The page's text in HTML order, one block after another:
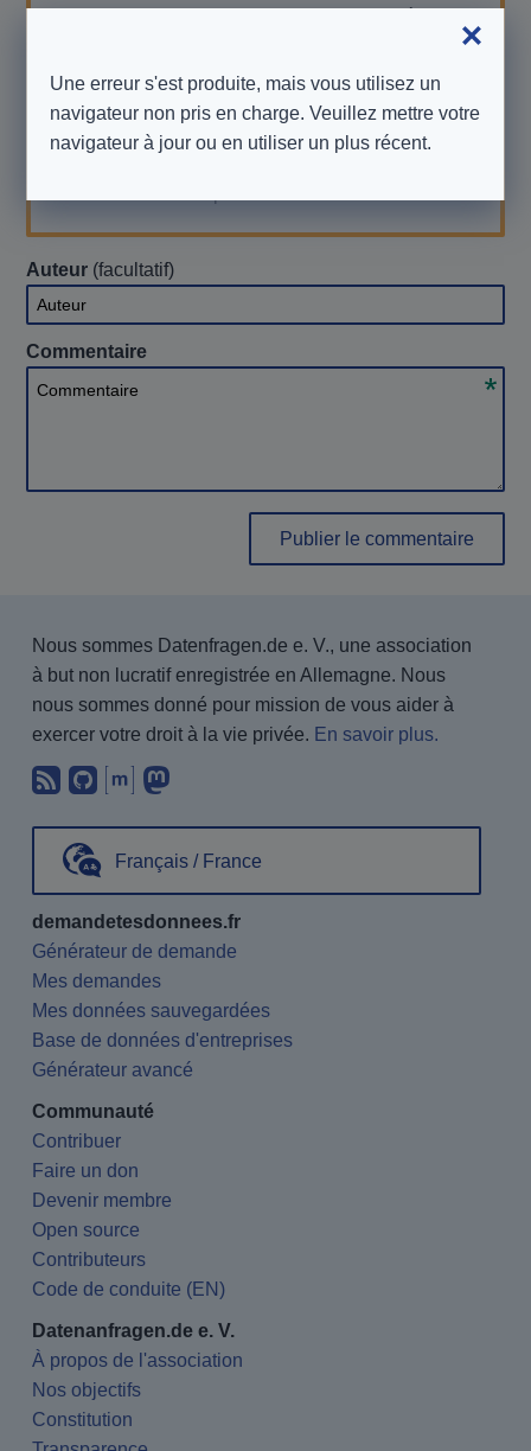
et que nous ne sommes
affiliés à aucune des entreprises listées ici.
Si vous souhaitez obtenir de l'aide ou envoyer
une demande, contactez l'entreprise directement.
Auteur (facultatif)
Auteur
Commentaire
Commentaire
Publier le commentaire
Nous sommes Datenfragen.de e. V., une association
à but non lucratif enregistrée en Allemagne. Nous
nous sommes donné pour mission de vous aider à
exercer votre droit à la vie privée. En savoir plus.
Abonnez-vous à notre blog en
Nous trouver sur GitHub.
Échanger avec nous via Matrix.
Français / France
demandetesdonnees.fr
Générateur de demande
Mes demandes
Mes données sauvegardées
Base de données d'entreprises
Générateur avancé
Communauté
Contribuer
Faire un don
Devenir membre
Open source
Contributeurs
Code de conduite (EN)
Datenanfragen.de e. V.
À propos de l'association
Nos objectifs
Constitution
Une erreur s'est produite, mais vous utilisez un
navigateur non pris en charge. Veuillez mettre votre
navigateur à jour ou en utiliser un plus récent.